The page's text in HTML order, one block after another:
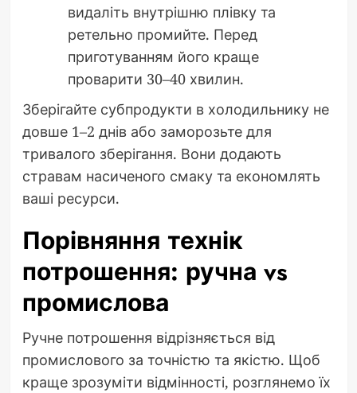
видаліть внутрішню плівку та
ретельно промийте. Перед
приготуванням його краще
проварити 30–40 хвилин.
Зберігайте субпродукти в холодильнику не
довше 1–2 днів або заморозьте для
тривалого зберігання. Вони додають
стравам насиченого смаку та економлять
ваші ресурси.
Порівняння технік
потрошення: ручна vs
промислова
Ручне потрошення відрізняється від
промислового за точністю та якістю. Щоб
краще зрозуміти відмінності, розглянемо їх